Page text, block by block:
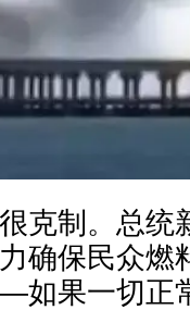
克制。总统
确保民众燃
如果一切正